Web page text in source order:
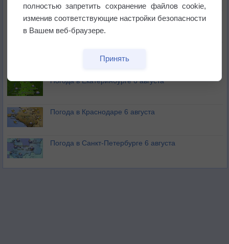
В Приморье обнаружены морские волны тепла
Погода в Екатеринбурге 6 августа
Погода в Краснодаре 6 августа
Погода в Санкт-Петербурге 6 августа
полностью запретить сохранение файлов cookie,
изменив соответствующие настройки безопасности
в Вашем веб-браузере.
Принять